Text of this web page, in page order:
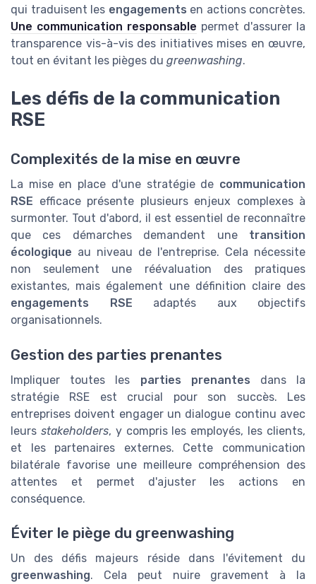
qui traduisent les engagements en actions concrètes.
Une communication responsable permet d'assurer la
transparence vis-à-vis des initiatives mises en œuvre,
tout en évitant les pièges du greenwashing.
Les défis de la communication
RSE
Complexités de la mise en œuvre
La mise en place d'une stratégie de communication
RSE efficace présente plusieurs enjeux complexes à
surmonter. Tout d'abord, il est essentiel de reconnaître
que ces démarches demandent une transition
écologique au niveau de l'entreprise. Cela nécessite
non seulement une réévaluation des pratiques
existantes, mais également une définition claire des
engagements RSE adaptés aux objectifs
organisationnels.
Gestion des parties prenantes
Impliquer toutes les parties prenantes dans la
stratégie RSE est crucial pour son succès. Les
entreprises doivent engager un dialogue continu avec
leurs stakeholders, y compris les employés, les clients,
et les partenaires externes. Cette communication
bilatérale favorise une meilleure compréhension des
attentes et permet d'ajuster les actions en
conséquence.
Éviter le piège du greenwashing
Un des défis majeurs réside dans l'évitement du
greenwashing. Cela peut nuire gravement à la